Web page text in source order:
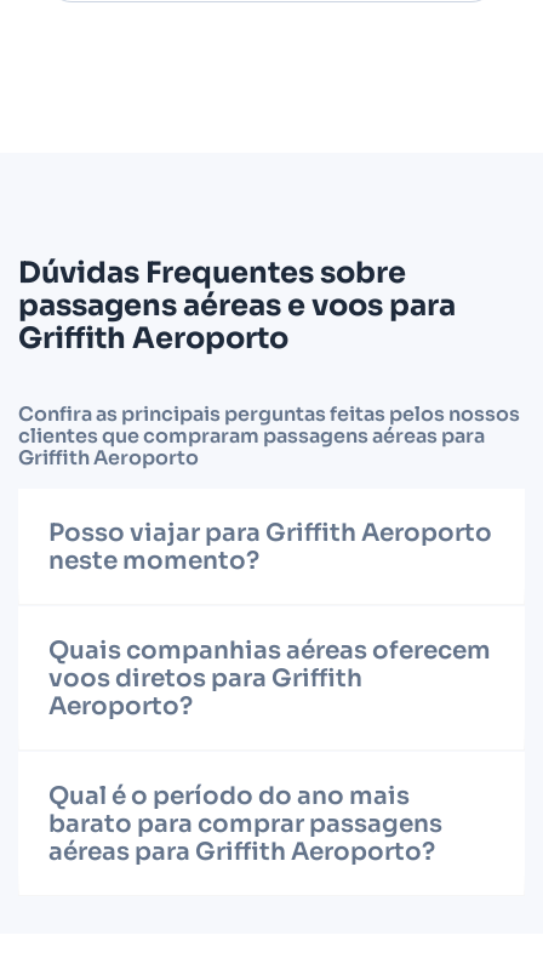
Dúvidas Frequentes sobre
passagens aéreas e voos para
Griffith Aeroporto
Confira as principais perguntas feitas pelos nossos
clientes que compraram passagens aéreas para
Griffith Aeroporto
Posso viajar para Griffith Aeroporto
neste momento?
Quais companhias aéreas oferecem
voos diretos para Griffith
Aeroporto?
Qual é o período do ano mais
barato para comprar passagens
aéreas para Griffith Aeroporto?